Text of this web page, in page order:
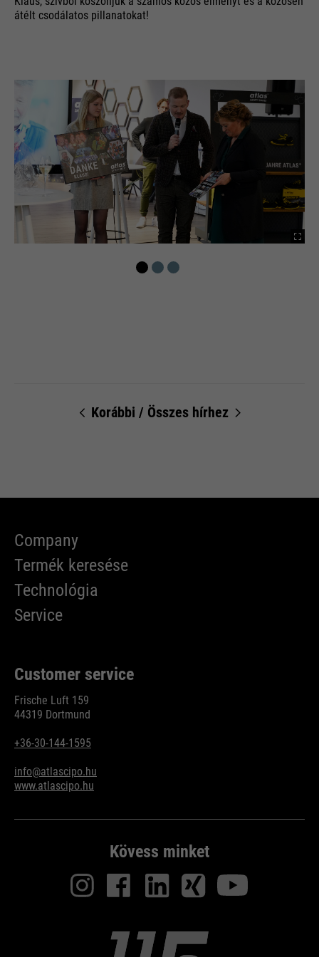
átélt csodálatos pillanatokat!
Korábbi / Összes hírhez
Company
Termék keresése
Technológia
Service
Customer service
Frische Luft 159
44319 Dortmund
+36-30-144-1595
info@atlascipo.hu
www.atlascipo.hu
Kövess minket